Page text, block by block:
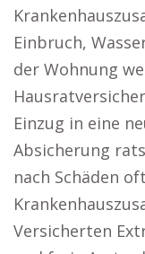
Einbruch,
der Wohnung
Einzug in eine
Absicherung
nach Schäden
Versicherten